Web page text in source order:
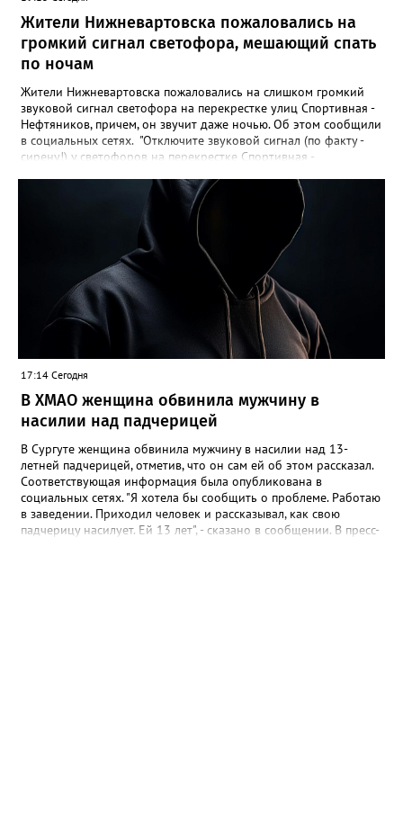
Жители Нижневартовска пожаловались на
громкий сигнал светофора, мешающий спать
по ночам
Жители Нижневартовска пожаловались на слишком громкий
звуковой сигнал светофора на перекрестке улиц Спортивная -
Нефтяников, причем, он звучит даже ночью. Об этом сообщили
в социальных сетях. "Отключите звуковой сигнал (по факту -
сирену!) у светофоров на перекрестке Спортивная -
врубается на ночь! Он мешает спать жителям всех
близлежащих домов! Мало нам по ночам шума от питбайкеров
и авто, чтобы еще из-за вашей свистелки страдать", - сказано в
сообщении. В МБУ "Управление по дорожному хозяйству и
благоустройству" Нижневартовска корреспонденту
Gorod3466.ru сообщили, что звуковые оповещатели на
светофорных объектах оборудованы в соответствии с ГОСТ,
при согласовании с обществом слепых. "Их наличие строго
контролируется прокуратурой. В ночное время они не
работают. Корректировка громкости проводится по мере
возможности", - подчеркнули в учреждении.
17:14 Сегодня
В ХМАО женщина обвинила мужчину в
насилии над падчерицей
В Сургуте женщина обвинила мужчину в насилии над 13-
летней падчерицей, отметив, что он сам ей об этом рассказал.
Соответствующая информация была опубликована в
социальных сетях. "Я хотела бы сообщить о проблеме. Работаю
в заведении. Приходил человек и рассказывал, как свою
падчерицу насилует. Ей 13 лет", - сказано в сообщении. В пресс-